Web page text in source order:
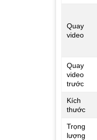
Quay
video
Quay
video
trước
Kích
thước
Trọng
lượng